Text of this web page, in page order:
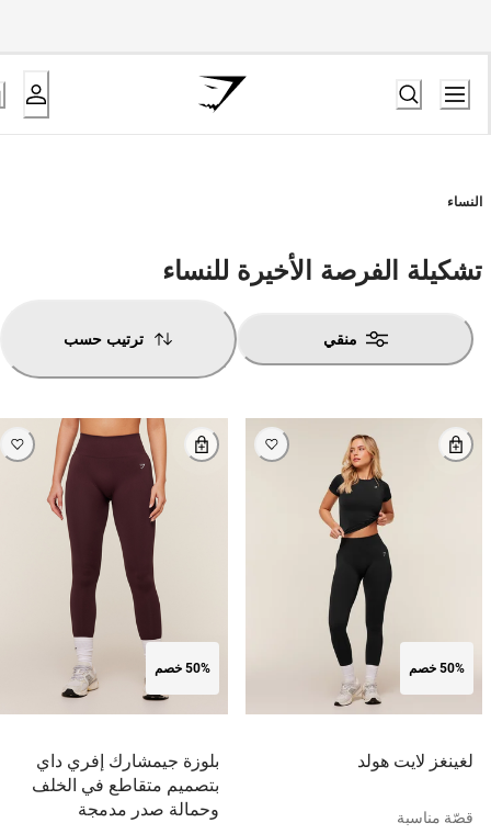
النساء
تشكيلة الفرصة الأخيرة للنساء
منقي ترتيب حسب
50% خصم
لغينغز لايت هولد
قصّة مناسبة
50% خصم
بلوزة جيمشارك إفري داي
بتصميم متقاطع في الخلف
وحمالة صدر مدمجة